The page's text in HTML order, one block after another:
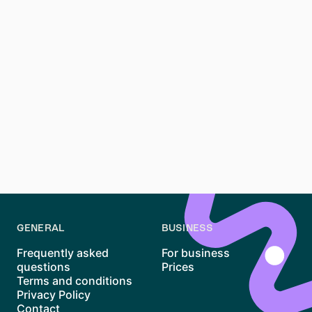
GENERAL
Frequently asked
questions
Terms and conditions
Privacy Policy
Contact
BUSINESS
For business
Prices